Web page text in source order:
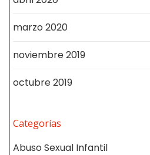
marzo 2020
noviembre 2019
octubre 2019
Categorías
Abuso Sexual Infantil